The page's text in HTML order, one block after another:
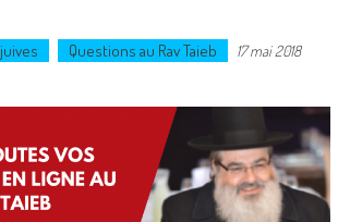
Questions au Rav Taieb 17 mai 2018